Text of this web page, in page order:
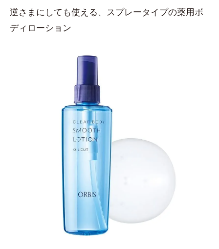
逆さまにしても使える、スプレータイプの薬用ボ
ディローション